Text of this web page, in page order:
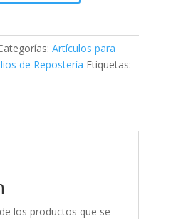
Artículos para
de Repostería Etiquetas:
de los productos que se